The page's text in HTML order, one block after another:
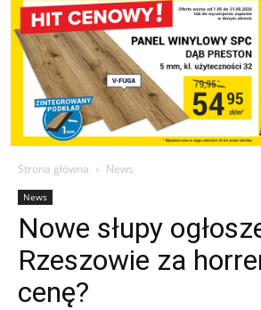
Strona główna News
News
Nowe słupy
Rzeszowie za
cenę?